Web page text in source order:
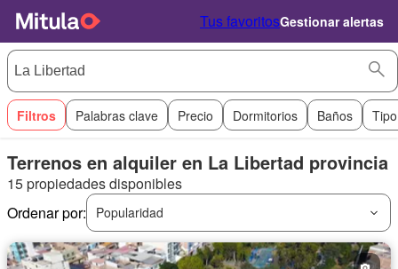
Tus favoritosGestionar alertas
Filtros Palabras clave Precio Dormitorios Baños
Terrenos en alquiler en La Libertad provincia
15 propiedades disponibles
Ordenar por:
Popularidad